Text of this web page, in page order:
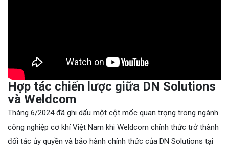
Hợp tác chiến lược giữa DN Solutions
và Weldcom
Tháng 6/2024 đã ghi dấu một cột mốc quan trọng trong ngành
công nghiệp cơ khí Việt Nam khi Weldcom chính thức trở thành
đối tác ủy quyền và bảo hành chính thức của DN Solutions tại